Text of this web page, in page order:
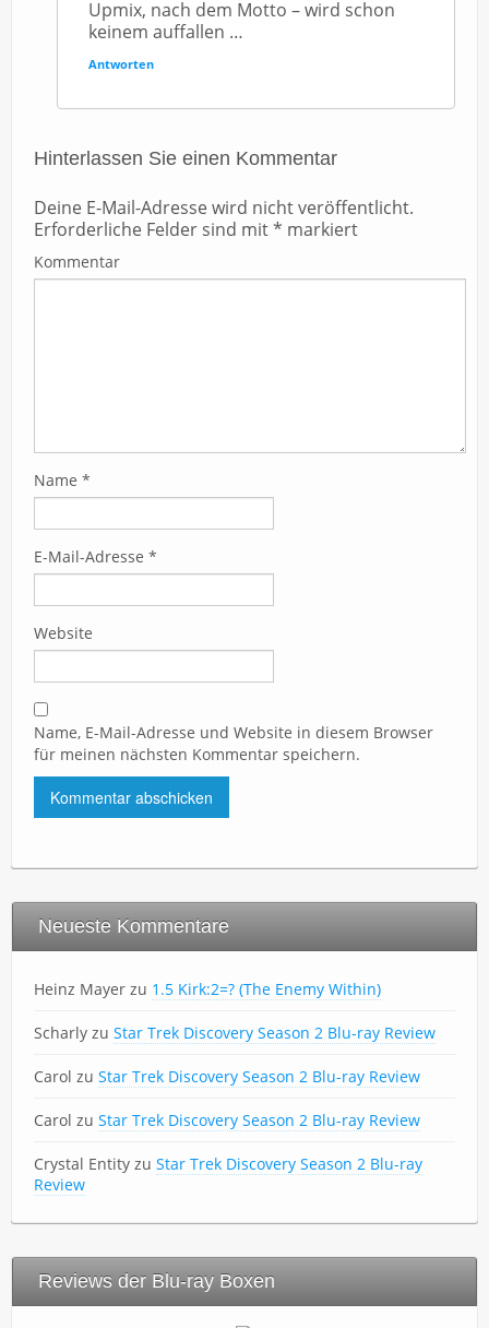
Upmix, nach dem Motto – wird schon
keinem auffallen …
Antworten
Hinterlassen Sie einen Kommentar
Deine E-Mail-Adresse wird nicht veröffentlicht.
Erforderliche Felder sind mit* markiert
Kommentar
Name *
E-Mail-Adresse *
Website
Name, E-Mail-Adresse und Website in diesem Browser
für meinen nächsten Kommentar speichern.
Neueste Kommentare
Heinz Mayer zu 1.5 Kirk:2=? (The Enemy Within)
Scharly zu Star Trek Discovery Season 2 Blu-ray Review
Carol zu Star Trek Discovery Season 2 Blu-ray Review
Carol zu Star Trek Discovery Season 2 Blu-ray Review
Crystal Entity zu Star Trek Discovery Season 2 Blu-ray
Review
Reviews der Blu-ray Boxen